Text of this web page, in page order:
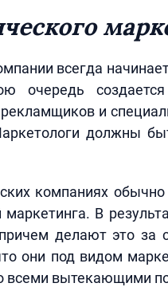
всегда
очередь
и
должны
компаниях обычно
В
делают это за
они под видом
всеми вытекающими